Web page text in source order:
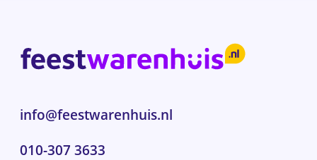
info@feestwarenhuis.nl
010-307 3633